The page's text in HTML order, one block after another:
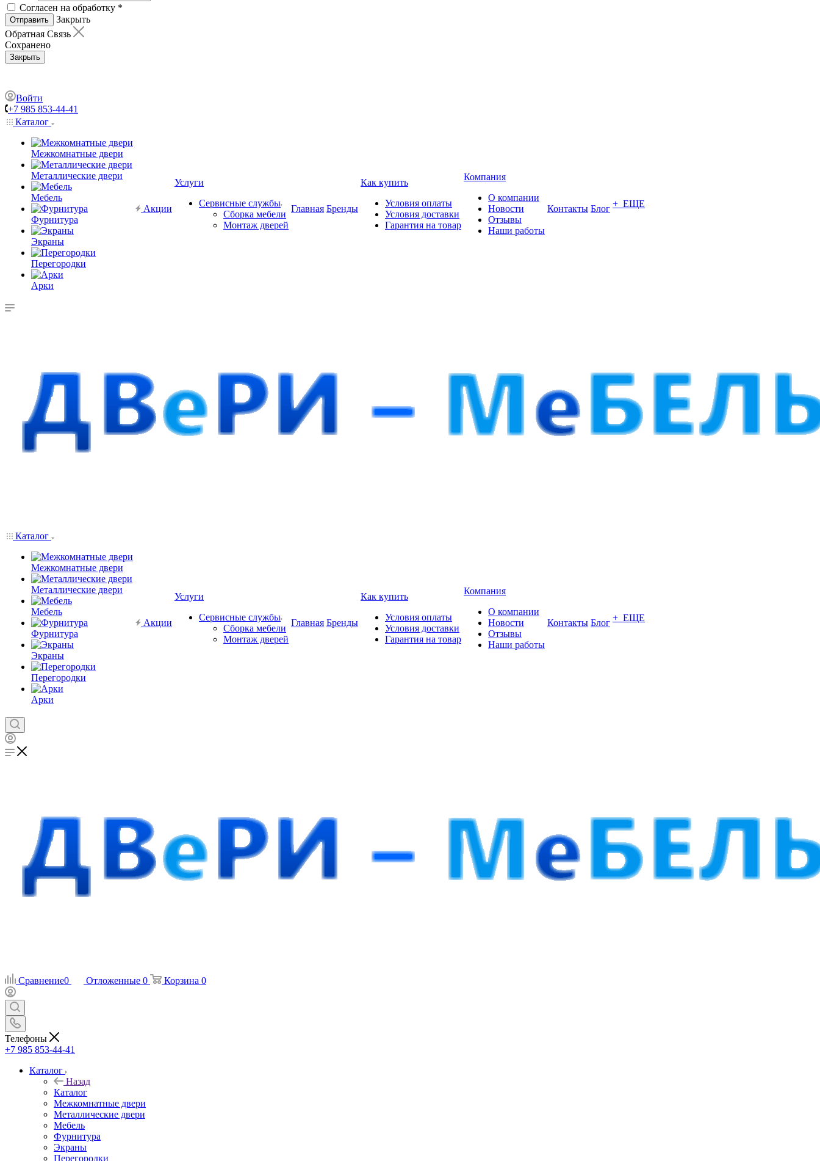
Согласен на обработку *
Отправить
Закрыть
Обратная Связь
Сохранено
Закрыть
Войти
+7 985 853-44-41
Каталог
Межкомнатные двери
Металлические двери
Мебель
Фурнитура
Экраны
Перегородки
Арки
Акции
Услуги
Сервисные службы
Сборка мебели
Монтаж дверей
Главная Бренды
Как купить
Условия оплаты
Условия доставки
Гарантия на товар
Компания
О компании
Новости
Отзывы
Наши работы
Контакты Блог + ЕЩЕ
Каталог
Межкомнатные двери
Металлические двери
Мебель
Фурнитура
Экраны
Перегородки
Арки
Акции
Услуги
Сервисные службы
Сборка мебели
Монтаж дверей
Главная Бренды
Как купить
Условия оплаты
Условия доставки
Гарантия на товар
Компания
О компании
Новости
Отзывы
Наши работы
Контакты Блог + ЕЩЕ
Сравнение0 Отложенные 0 Корзина 0
Телефоны
+7 985 853-44-41
Каталог
Назад
Каталог
Межкомнатные двери
Металлические двери
Мебель
Фурнитура
Экраны
Перегородки